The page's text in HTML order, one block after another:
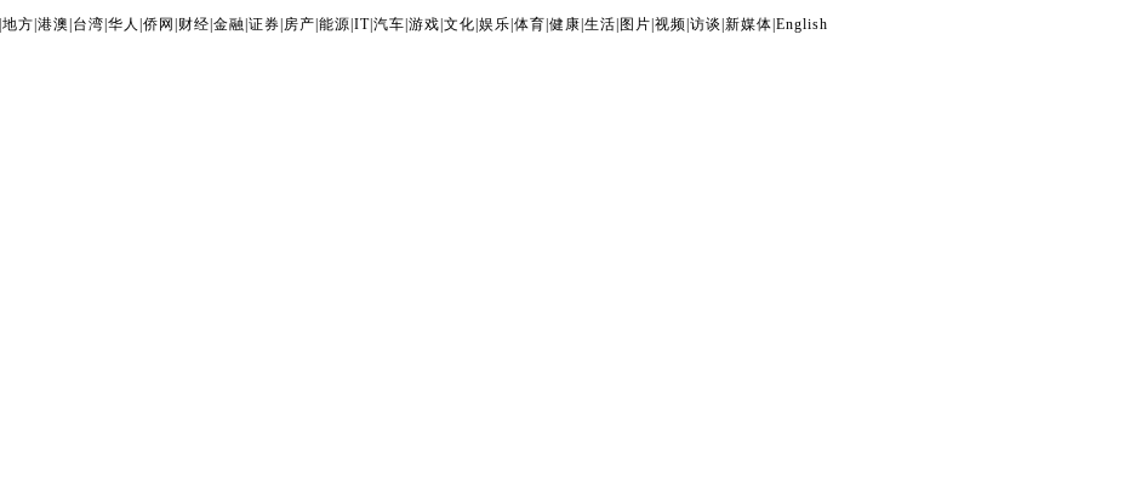
地方 港澳 台湾 华人 侨网 财经 金融 证券 房产 能源 IT| 汽车 游戏 文化 娱乐 体育 健康 生活 图片 视频 访谈 新媒体 English